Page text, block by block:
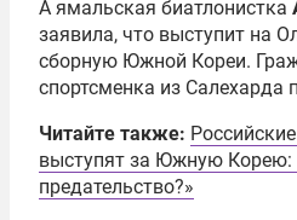
А ямальская биатлонистка
заявила, что выступит на
сборную Южной Кореи.
спортсменка из Салехарда
Читайте также:
выступят за Южную Корею:
предательство?»